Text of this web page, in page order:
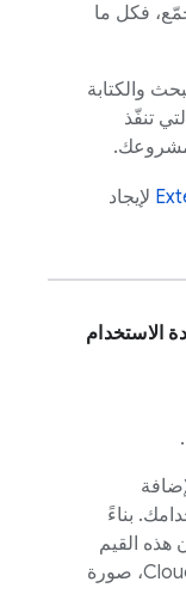
فكل ما
والكتابة
تنفّذ
مشروعك.
لإيجاد
الاستخدام
بناءً
هذه القيم
، صورة